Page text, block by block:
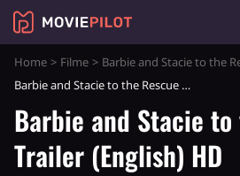
Home Filme Barbie and Stacie to the
Barbie and Stacie to the Rescue - Trailer (English) HD
Barbie and Stacie
Trailer (English) HD